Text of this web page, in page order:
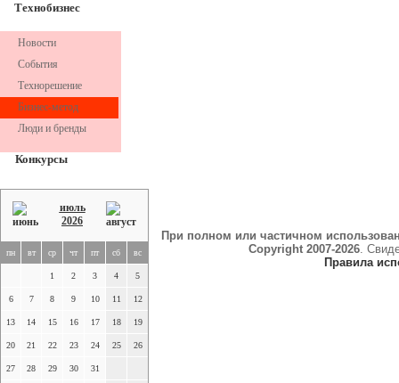
Технобизнес
Новости
События
Технорешение
Бизнес-метод
Люди и бренды
Конкурсы
июль
2026
пн вт ср чт пт сб вс
1 2 3 4 5
6 7 8 9 10 11 12
13 14 15 16 17 18 19
20 21 22 23 24 25 26
27 28 29 30 31
При полном или частичном
Copyright 2007-2026.
Правила